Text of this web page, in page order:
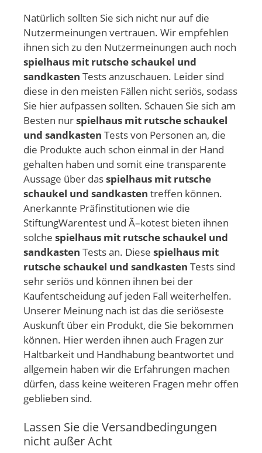
Natürlich sollten Sie sich nicht nur auf die
Nutzermeinungen vertrauen. Wir empfehlen
ihnen sich zu den Nutzermeinungen auch noch
spielhaus mit rutsche schaukel und
sandkasten Tests anzuschauen. Leider sind
diese in den meisten Fällen nicht seriös, sodass
Sie hier aufpassen sollten. Schauen Sie sich am
Besten nurspielhaus mit rutsche schaukel
und sandkasten Tests von Personen an, die
die Produkte auch schon einmal in der Hand
gehalten haben und somit eine transparente
Aussage über dasspielhaus mit rutsche
schaukel und sandkasten treffen können.
Anerkannte Präfinstitutionen wie die
StiftungWarentest und Ã–kotest bieten ihnen
solche spielhaus mit rutsche schaukel und
sandkasten Tests an. Diese spielhaus mit
rutsche schaukel und sandkasten Tests sind
sehr seriös und können ihnen bei der
Kaufentscheidung auf jeden Fall weiterhelfen.
Unserer Meinung nach ist das die seriöseste
Auskunft über ein Produkt, die Sie bekommen
können. Hier werden ihnen auch Fragen zur
Haltbarkeit und Handhabung beantwortet und
allgemein haben wir die Erfahrungen machen
dürfen, dass keine weiteren Fragen mehr offen
geblieben sind.
Lassen Sie die Versandbedingungen
nicht außer Acht